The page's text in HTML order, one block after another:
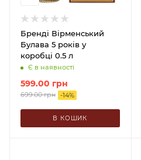
Бренді Вірменський
Булава 5 років у
коробці 0.5 л
Є в наявності
599.00 грн
699.00грн -14%
В КОШИК